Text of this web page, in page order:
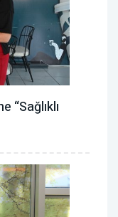
“Sağlıklı